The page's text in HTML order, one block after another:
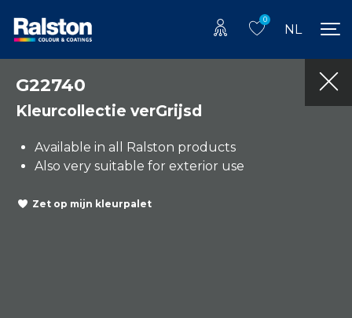
0
NL
G22740
Kleurcollectie verGrijsd
Available in all Ralston products
Also very suitable for exterior use
Zet op mijn kleurpalet